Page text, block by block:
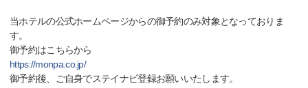
当ホテルの公式ホームページからの御予約のみ対象となっておりま
す。
御予約はこちらから
https://monpa.co.jp/
御予約後、ご自身でステイナビ登録お願いいたします。